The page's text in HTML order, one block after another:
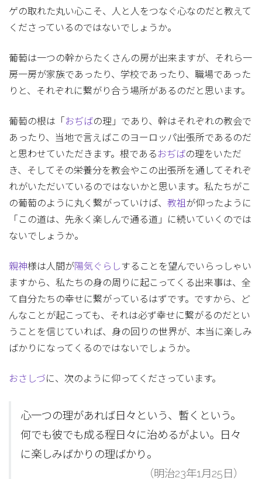
ゲの取れた丸い心こそ、人と人をつなぐ心なのだと教えて
くださっているのではないでしょうか。
葡萄は一つの幹からたくさんの房が出来ますが、それら一
房一房が家族であったり、学校であったり、職場であった
りと、それぞれに繋がり合う場所があるのだと思います。
葡萄の根は「 おぢばの理」であり、幹はそれぞれの教会で
あったり、当地で言えばこのヨーロッパ出張所であるのだ
と思わせていただきます。根である おぢばの理をいただ
き、そしてその栄養分を教会やこの出張所を通してそれぞ
れがいただいているのではないかと思います。私たちがこ
の葡萄のように丸く繋がっていけば、 教祖 が仰ったように
「この道は、先永く楽しんで通る道」に続いていくのでは
ないでしょうか。
親神様は人間が陽気ぐらしすることを望んでいらっしゃい
ますから、私たちの身の周りに起こってくる出来事は、全
て自分たちの幸せに繋がっているはずです。ですから、ど
んなことが起こっても、それは必ず幸せに繋がるのだとい
うことを信じていれば、身の回りの世界が、本当に楽しみ
ばかりになってくるのではないでしょうか。
おさしづに、次のように仰ってくださっています。
心一つの理があれば日々という、暫くという。
何でも彼でも成る程日々に治めるがよい。日々
に楽しみばかりの理ばかり。
（明治23年1月25日）